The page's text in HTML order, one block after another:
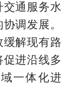
交通服务水
调发展。
解现有路
进沿线多
一体化进